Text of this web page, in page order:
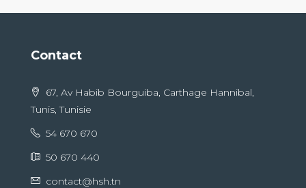
Contact
67, Av Habib Bourguiba, Carthage Hannibal,
Tunis, Tunisie
54 670 670
50 670 440
contact@hsh.tn